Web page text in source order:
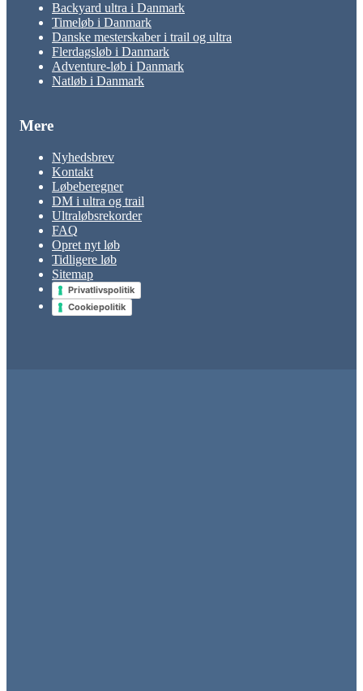
Backyard ultra i Danmark
Timeløb i Danmark
Danske mesterskaber i trail og ultra
Flerdagsløb i Danmark
Adventure-løb i Danmark
Natløb i Danmark
Mere
Nyhedsbrev
Kontakt
Løbeberegner
DM i ultra og trail
Ultraløbsrekorder
FAQ
Opret nyt løb
Tidligere løb
Sitemap
Privatlivspolitik
Cookiepolitik